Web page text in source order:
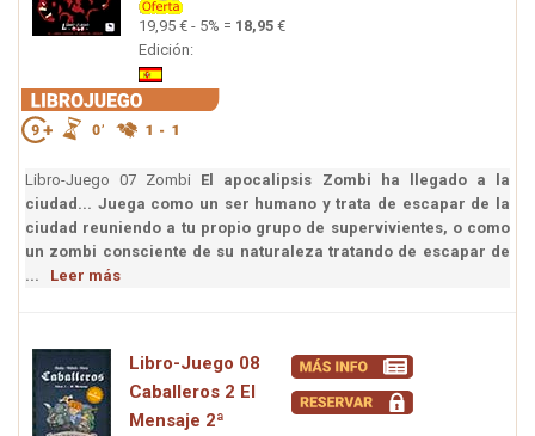
19,95 € - 5% = 18,95 €
Edición:
Libro-Juego 07 Zombi El apocalipsis Zombi ha llegado a la
ciudad... Juega como un ser humano y trata de escapar de la
ciudad reuniendo a tu propio grupo de supervivientes, o como
un zombi consciente de su naturaleza tratando de escapar de
... Leer más
Libro-Juego 08
Caballeros 2 El
Mensaje 2ª